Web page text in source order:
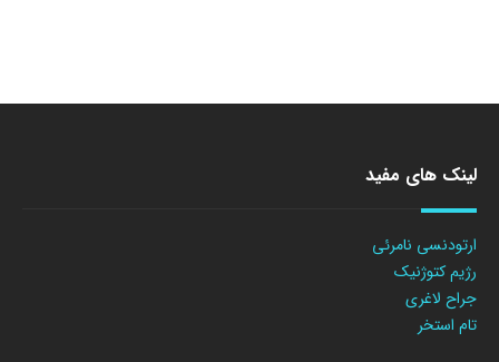
لینک های مفید
ارتودنسی نامرئی
رژیم کتوژنیک
جراح لاغری
تام استخر